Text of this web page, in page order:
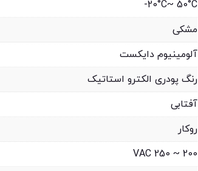
20°C~ 50°C-
مشکی
آلومینیوم دایکست
رنگ پودری الکترو استاتیک
آفتابی
روکار
200 ~ 250 VAC